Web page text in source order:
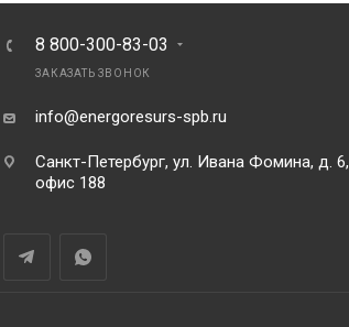
8 800-300-83-03
ЗАКАЗАТЬ ЗВОНОК
info@energoresurs-spb.ru
Санкт-Петербург, ул. Ивана Фомина, д. 6,
офис 188